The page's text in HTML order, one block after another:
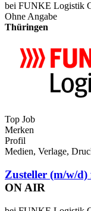
bei FUNKE Logistik
Ohne Angabe
Thüringen
Top Job
Merken
Profil
Medien, Verlage,
Zusteller (m/w/
ON AIR